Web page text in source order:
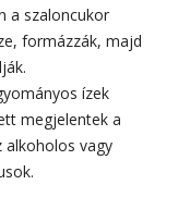
a szaloncukor
formázzák, majd
ízek
megjelentek a
alkoholos vagy